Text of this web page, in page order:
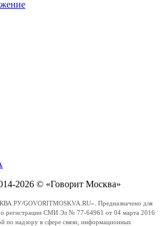
2026 © «Говорит Москва»
GOVORITMOSKVA.RU». Предназначено для
о регистрации СМИ Эл № 77-64961 от 04 марта 2016
по надзору в сфере связи, информационных